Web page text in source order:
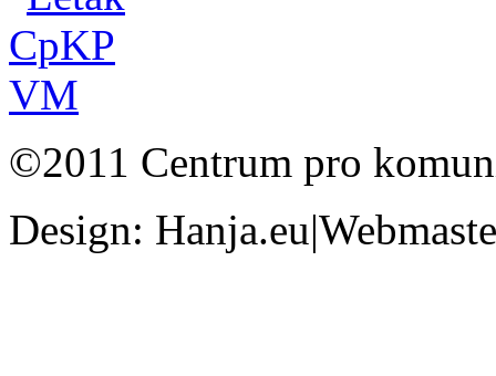
©2011 Centrum pro
Design: